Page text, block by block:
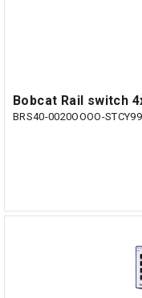
Bobcat Rail switch
BRS40-0020OOOO-